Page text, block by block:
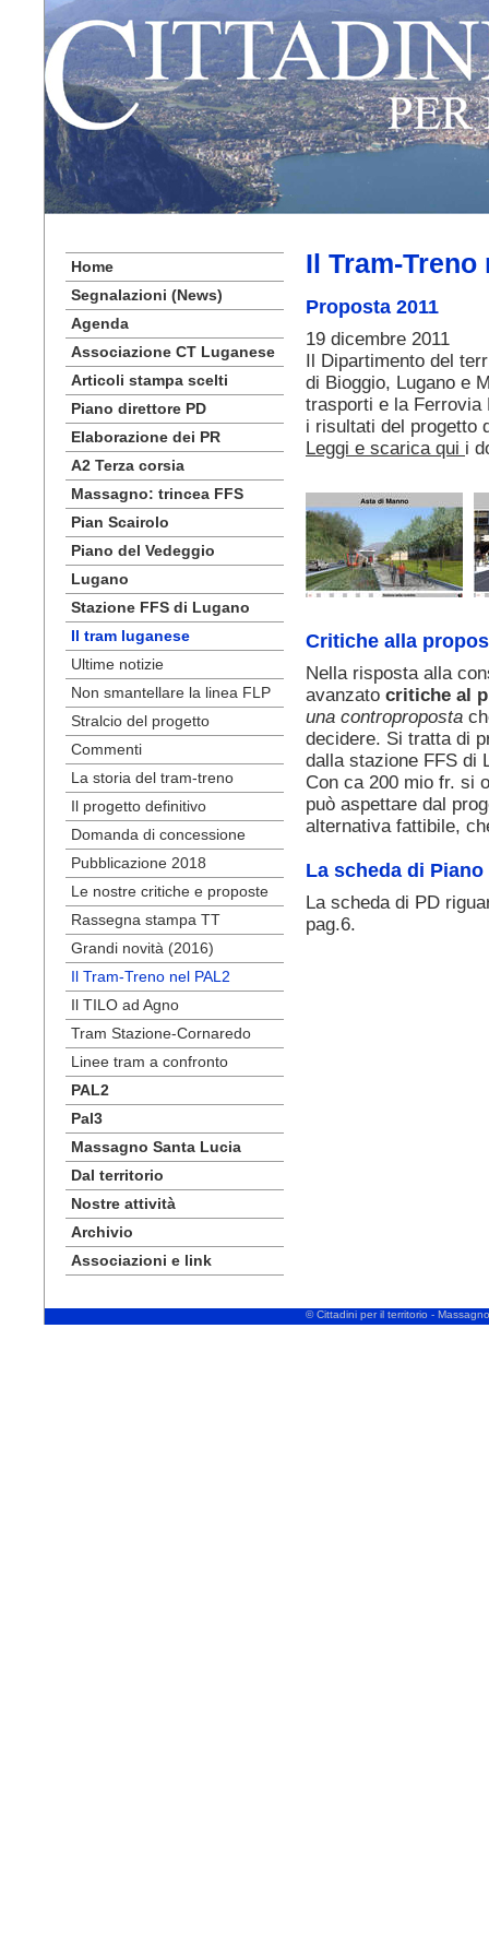
Home
Segnalazioni (News)
Agenda
Associazione CT Luganese
Articoli stampa scelti
Piano direttore PD
Elaborazione dei PR
A2 Terza corsia
Massagno: trincea FFS
Pian Scairolo
Piano del Vedeggio
Lugano
Stazione FFS di Lugano
Il tram luganese
Ultime notizie
Non smantellare la linea FLP
Stralcio del progetto
Commenti
La storia del tram-treno
Il progetto definitivo
Domanda di concessione
Pubblicazione 2018
Le nostre critiche e proposte
Rassegna stampa TT
Grandi novità (2016)
Il Tram-Treno nel PAL2
Il TILO ad Agno
Tram Stazione-Cornaredo
Linee tram a confronto
PAL2
Pal3
Massagno Santa Lucia
Dal territorio
Nostre attività
Archivio
Associazioni e link
Il Tram-Treno
Proposta 2011
19 dicembre 2011
Il Dipartimento del
di Bioggio, Lugano e
trasporti e la Ferrovia
i risultati del progetto
Leggi e scarica qui i
Critiche alla
Nella risposta alla
avanzato critiche al
una controproposta
decidere. Si tratta di
dalla stazione FFS di
Con ca 200 mio fr. si
può aspettare dal
alternativa fattibile,
La scheda di
La scheda di PD
pag.6.
© Cittadini per il territorio -